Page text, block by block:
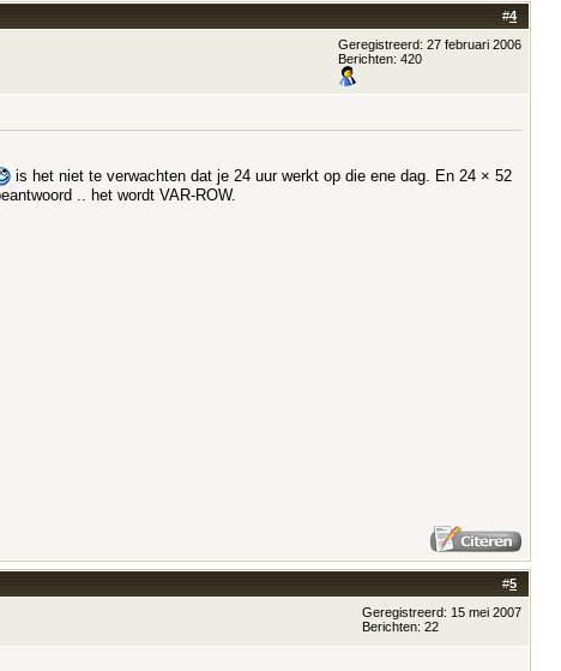
#4
Geregistreerd: 27 februari 2006
Berichten: 420
is het niet te verwachten dat je 24 uur werkt op die ene dag. En 24 × 52
.. het wordt VAR-ROW.
#5
Geregistreerd: 15 mei 2007
Berichten: 22